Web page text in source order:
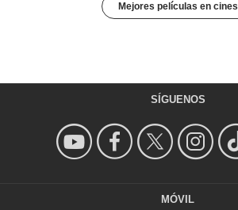
Mejores películas en cines
SÍGUENOS
MÓVIL